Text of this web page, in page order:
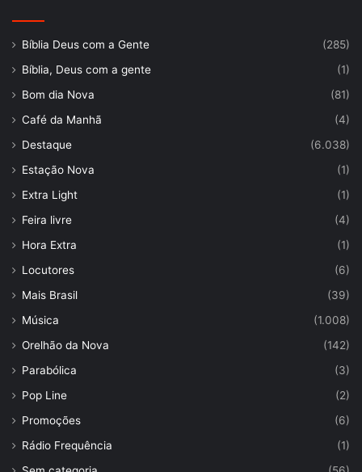
Bíblia Deus com a Gente
(285)
Bíblia, Deus com a gente
(1)
Bom dia Nova
(81)
Café da Manhã
(4)
Destaque
(6.038)
Estação Nova
(1)
Extra Light
(1)
Feira livre
(4)
Hora Extra
(1)
Locutores
(6)
Mais Brasil
(39)
Música
(1.008)
Orelhão da Nova
(142)
Parabólica
(3)
Pop Line
(2)
Promoções
(6)
Rádio Frequência
(1)